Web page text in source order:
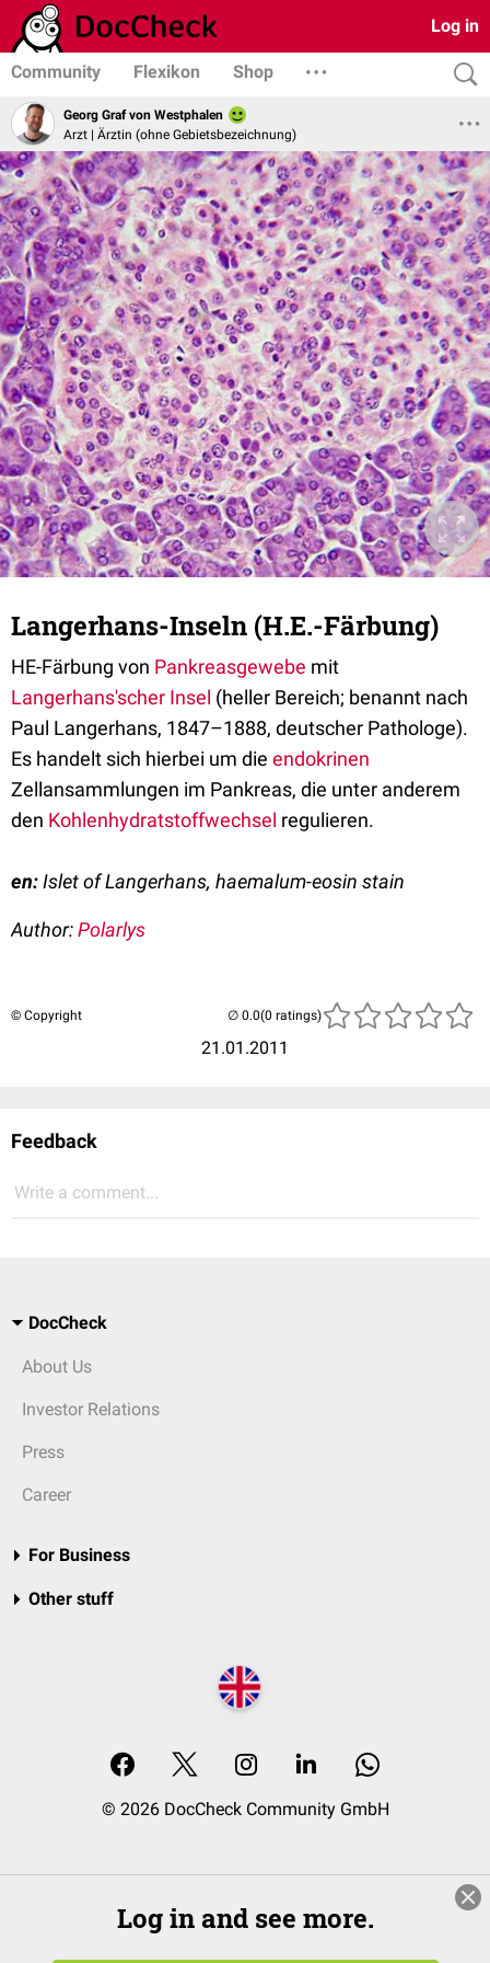
Log in
Community Flexikon Shop
Georg Graf von Westphalen
Arzt | Ärztin (ohne Gebietsbezeichnung)
Langerhans-Inseln (H.E.-Färbung)
HE-Färbung von Pankreasgewebe mit
Langerhans'scher Insel (heller Bereich; benannt nach
Paul Langerhans, 1847–1888, deutscher Pathologe).
Es handelt sich hierbei um die endokrinen
Zellansammlungen im Pankreas, die unter anderem
den Kohlenhydratstoffwechsel regulieren.
en:Islet of Langerhans, haemalum-eosin stain
Author:Polarlys
© Copyright
21.01.2011
(0 ratings)
Feedback
Write a comment...
DocCheck
About Us
Investor Relations
Press
Career
For Business
Other stuff
© 2026 DocCheck Community GmbH
Log in and see more.